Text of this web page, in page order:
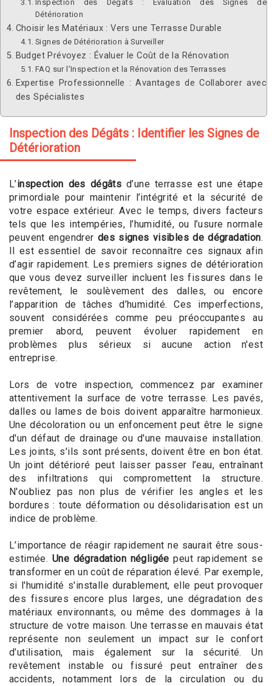
Inspection des Dégâts : Évaluation des Signes de
Détérioration
Choisir les Matériaux : Vers une Terrasse Durable
Signes de Détérioration à Surveiller
Budget Prévoyez : Évaluer le Coût de la Rénovation
FAQ sur l’Inspection et la Rénovation des Terrasses
Expertise Professionnelle : Avantages de Collaborer avec
des Spécialistes
Inspection des Dégâts : Identifier les Signes de
Détérioration
L’inspection des dégâts d’une terrasse est une étape
primordiale pour maintenir l’intégrité et la sécurité de
votre espace extérieur. Avec le temps, divers facteurs
tels que les intempéries, l’humidité, ou l’usure normale
peuvent engendrer des signes visibles de dégradation.
Il est essentiel de savoir reconnaître ces signaux afin
d’agir rapidement. Les premiers signes de détérioration
que vous devez surveiller incluent les fissures dans le
revêtement, le soulèvement des dalles, ou encore
l’apparition de tâches d’humidité. Ces imperfections,
souvent considérées comme peu préoccupantes au
premier abord, peuvent évoluer rapidement en
problèmes plus sérieux si aucune action n'est
entreprise.
Lors de votre inspection, commencez par examiner
attentivement la surface de votre terrasse. Les pavés,
dalles ou lames de bois doivent apparaître harmonieux.
Une décoloration ou un enfoncement peut être le signe
d'un défaut de drainage ou d'une mauvaise installation.
Les joints, s'ils sont présents, doivent être en bon état.
Un joint détérioré peut laisser passer l’eau, entraînant
des infiltrations qui compromettent la structure.
N'oubliez pas non plus de vérifier les angles et les
bordures : toute déformation ou désolidarisation est un
indice de problème.
L’importance de réagir rapidement ne saurait être sous-
estimée. Une dégradation négligée peut rapidement se
transformer en un coût de réparation élevé. Par exemple,
si l'humidité s'installe durablement, elle peut provoquer
des fissures encore plus larges, une dégradation des
matériaux environnants, ou même des dommages à la
structure de votre maison. Une terrasse en mauvais état
représente non seulement un impact sur le confort
d’utilisation, mais également sur la sécurité. Un
revêtement instable ou fissuré peut entraîner des
accidents, notamment lors de la circulation ou du